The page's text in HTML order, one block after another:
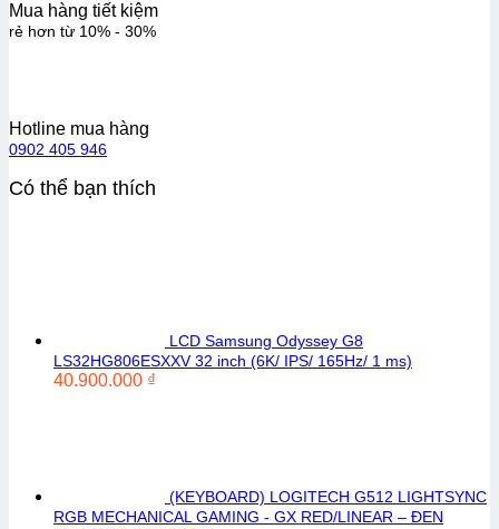
Mua hàng tiết kiệm
rẻ hơn từ 10% - 30%
Hotline mua hàng
0902 405 946
Có thể bạn thích
LCD Samsung Odyssey G8
LS32HG806ESXXV 32 inch (6K/ IPS/ 165Hz/ 1 ms)
40.900.000 ₫
(KEYBOARD) LOGITECH G512 LIGHTSYNC
RGB MECHANICAL GAMING - GX RED/LINEAR – ĐEN